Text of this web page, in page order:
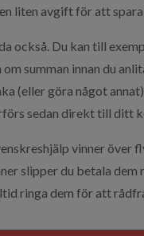
liten avgift för att
också. Du kan till
summan innan du
(eller göra något
sedan direkt till ditt
vinner över
slipper du betala
ringa dem för att